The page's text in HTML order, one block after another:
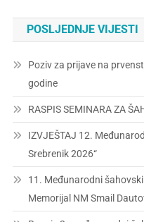
POSLJEDNJE VIJESTI
Poziv za prijave na
godine
RASPIS SEMINARA ZA
IZVJEŠTAJ 12.
Srebrenik 2026“
11. Međunarodni
Memorijal NM Smail